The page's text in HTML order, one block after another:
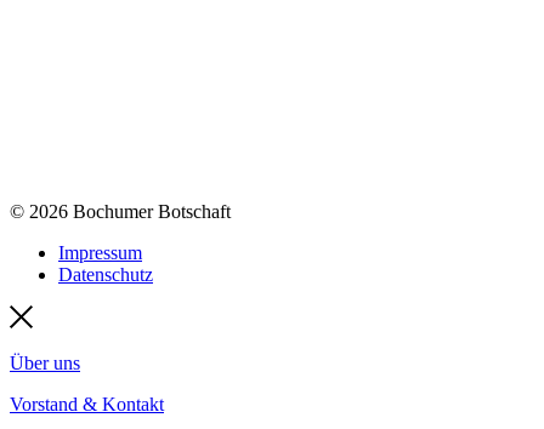
© 2026 Bochumer Botschaft
Impressum
Datenschutz
Über uns
Vorstand & Kontakt